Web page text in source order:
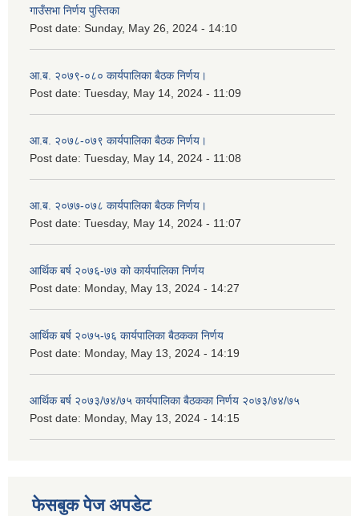
गाउँसभा निर्णय पुस्तिका
Post date: Sunday, May 26, 2024 - 14:10
आ.ब. २०७९-०८० कार्यपालिका बैठक निर्णय।
Post date: Tuesday, May 14, 2024 - 11:09
आ.ब. २०७८-०७९ कार्यपालिका बैठक निर्णय।
Post date: Tuesday, May 14, 2024 - 11:08
आ.ब. २०७७-०७८ कार्यपालिका बैठक निर्णय।
Post date: Tuesday, May 14, 2024 - 11:07
आर्थिक बर्ष २०७६-७७ को कार्यपालिका निर्णय
Post date: Monday, May 13, 2024 - 14:27
आर्थिक बर्ष २०७५-७६ कार्यपालिका बैठकका निर्णय
Post date: Monday, May 13, 2024 - 14:19
आर्थिक बर्ष २०७३/७४/७५ कार्यपालिका बैठकका निर्णय २०७३/७४/७५
Post date: Monday, May 13, 2024 - 14:15
फेसबुक पेज अपडेट